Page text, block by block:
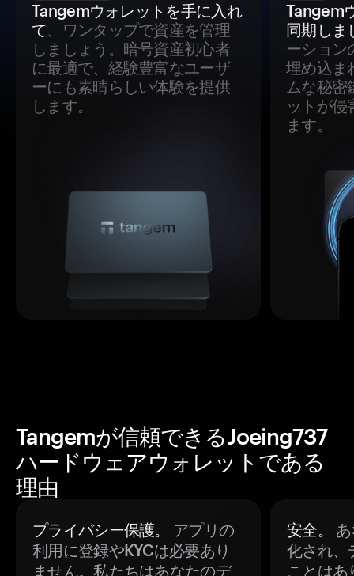
Tangemウォレットを手に入れ
て、ワンタップで資産を管理
しましょう。暗号資産初心者
に最適で、経験豊富なユーザ
ーにも素晴らしい体験を提供
します。
Tangem
同期しま
ーション
埋め込ま
ムな秘密
ットが侵
ます。
Tangemが信頼できるJoeing737
ハードウェアウォレットである
理由
プライバシー保護。
アプリの
利用に登録やKYCは必要あり
ません。私たちはあなたのデ
安全。
化され、
ことはあ